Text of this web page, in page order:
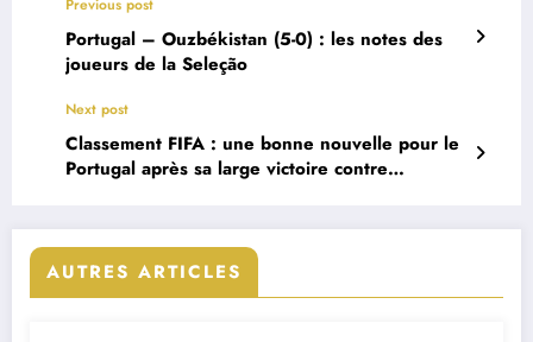
Previous post
Portugal – Ouzbékistan (5-0) : les notes des
joueurs de la Seleção
Next post
Classement FIFA : une bonne nouvelle pour le
Portugal après sa large victoire contre
AUTRES ARTICLES